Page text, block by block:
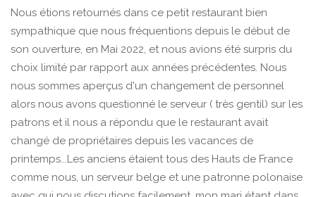
Nous étions retournés dans ce petit restaurant bien
sympathique que nous fréquentions depuis le début de
son ouverture, en Mai 2022, et nous avions été surpris du
choix limité par rapport aux années précédentes. Nous
nous sommes aperçus d'un changement de personnel
alors nous avons questionné le serveur ( très gentil) sur les
patrons et il nous a répondu que le restaurant avait
changé de propriétaires depuis les vacances de
printemps...Les anciens étaient tous des Hauts de France
comme nous, un serveur belge et une patronne polonaise